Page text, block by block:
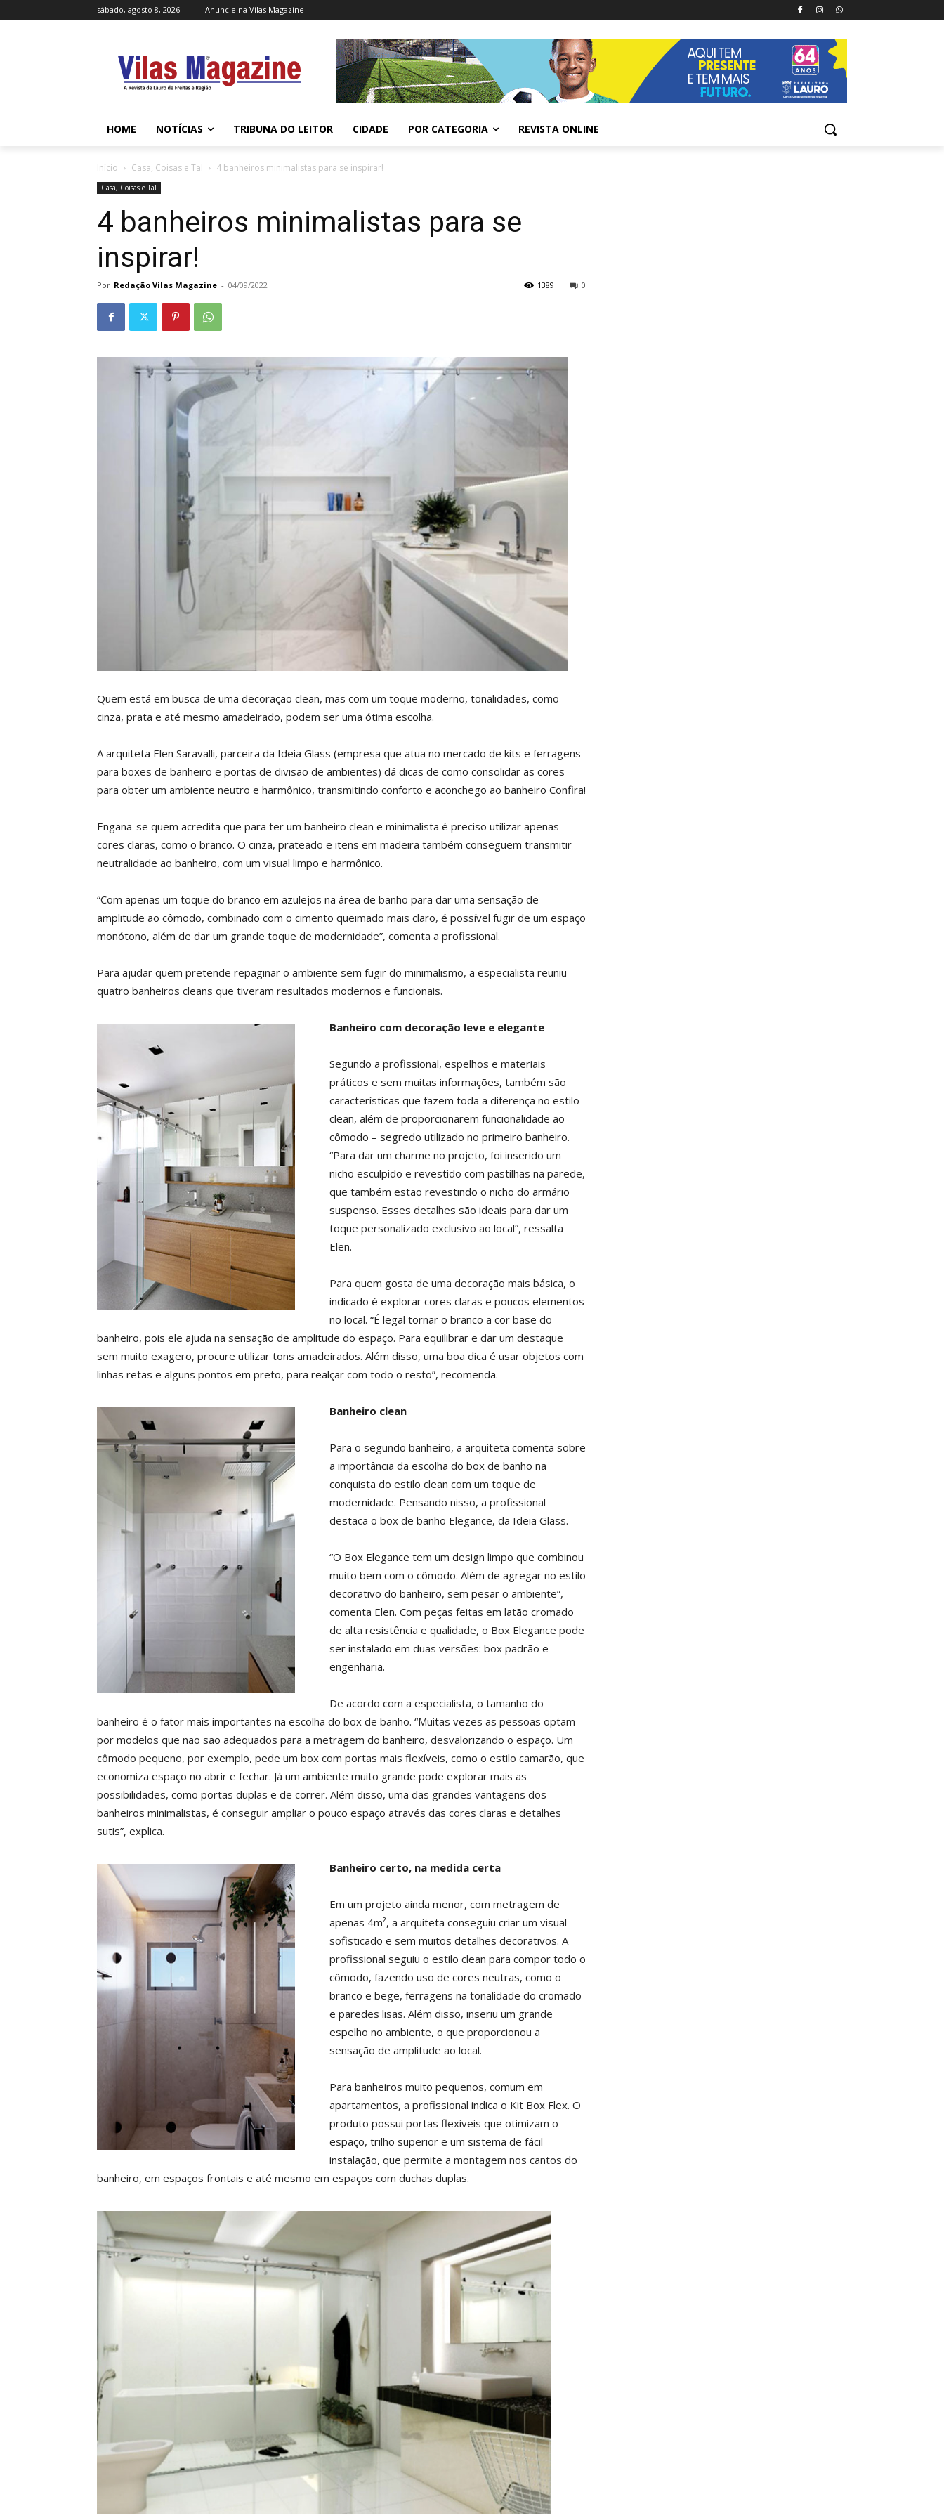
sábado, agosto 8, 2026 Anuncie na Vilas Magazine
HOME NOTÍCIAS TRIBUNA DO LEITOR CIDADE POR CATEGORIA REVISTA ONLINE
Início Casa, Coisas e Tal 4 banheiros minimalistas para se inspirar!
Casa, Coisas e Tal
4 banheiros minimalistas para se
inspirar!
Por Redação Vilas Magazine - 04/09/2022 0
1389
Quem está em busca de uma decoração clean, mas com um toque moderno, tonalidades, como
cinza, prata e até mesmo amadeirado, podem ser uma ótima escolha.
A arquiteta Elen Saravalli, parceira da Ideia Glass (empresa que atua no mercado de kits e ferragens
para boxes de banheiro e portas de divisão de ambientes) dá dicas de como consolidar as cores
para obter um ambiente neutro e harmônico, transmitindo conforto e aconchego ao banheiro Confira!
Engana-se quem acredita que para ter um banheiro clean e minimalista é preciso utilizar apenas
cores claras, como o branco. O cinza, prateado e itens em madeira também conseguem transmitir
neutralidade ao banheiro, com um visual limpo e harmônico.
“Com apenas um toque do branco em azulejos na área de banho para dar uma sensação de
amplitude ao cômodo, combinado com o cimento queimado mais claro, é possível fugir de um espaço
monótono, além de dar um grande toque de modernidade”, comenta a profissional.
Para ajudar quem pretende repaginar o ambiente sem fugir do minimalismo, a especialista reuniu
quatro banheiros cleans que tiveram resultados modernos e funcionais.
Banheiro com decoração leve e elegante
Segundo a profissional, espelhos e materiais
práticos e sem muitas informações, também são
características que fazem toda a diferença no estilo
clean, além de proporcionarem funcionalidade ao
cômodo – segredo utilizado no primeiro banheiro.
“Para dar um charme no projeto, foi inserido um
nicho esculpido e revestido com pastilhas na parede,
que também estão revestindo o nicho do armário
suspenso. Esses detalhes são ideais para dar um
toque personalizado exclusivo ao local”, ressalta
Elen.
Para quem gosta de uma decoração mais básica, o
indicado é explorar cores claras e poucos elementos
no local. “É legal tornar o branco a cor base do
banheiro, pois ele ajuda na sensação de amplitude do espaço. Para equilibrar e dar um destaque
sem muito exagero, procure utilizar tons amadeirados. Além disso, uma boa dica é usar objetos com
linhas retas e alguns pontos em preto, para realçar com todo o resto”, recomenda.
Banheiro clean
Para o segundo banheiro, a arquiteta comenta sobre
a importância da escolha do box de banho na
conquista do estilo clean com um toque de
modernidade. Pensando nisso, a profissional
destaca o box de banho Elegance, da Ideia Glass.
“O Box Elegance tem um design limpo que combinou
muito bem com o cômodo. Além de agregar no estilo
decorativo do banheiro, sem pesar o ambiente”,
comenta Elen. Com peças feitas em latão cromado
de alta resistência e qualidade, o Box Elegance pode
ser instalado em duas versões: box padrão e
engenharia.
De acordo com a especialista, o tamanho do
banheiro é o fator mais importantes na escolha do box de banho. “Muitas vezes as pessoas optam
por modelos que não são adequados para a metragem do banheiro, desvalorizando o espaço. Um
cômodo pequeno, por exemplo, pede um box com portas mais flexíveis, como o estilo camarão, que
economiza espaço no abrir e fechar. Já um ambiente muito grande pode explorar mais as
possibilidades, como portas duplas e de correr. Além disso, uma das grandes vantagens dos
banheiros minimalistas, é conseguir ampliar o pouco espaço através das cores claras e detalhes
sutis”, explica.
Banheiro certo, na medida certa
Em um projeto ainda menor, com metragem de
apenas 4m², a arquiteta conseguiu criar um visual
sofisticado e sem muitos detalhes decorativos. A
profissional seguiu o estilo clean para compor todo o
cômodo, fazendo uso de cores neutras, como o
branco e bege, ferragens na tonalidade do cromado
e paredes lisas. Além disso, inseriu um grande
espelho no ambiente, o que proporcionou a
sensação de amplitude ao local.
Para banheiros muito pequenos, comum em
apartamentos, a profissional indica o Kit Box Flex. O
produto possui portas flexíveis que otimizam o
espaço, trilho superior e um sistema de fácil
instalação, que permite a montagem nos cantos do
banheiro, em espaços frontais e até mesmo em espaços com duchas duplas.